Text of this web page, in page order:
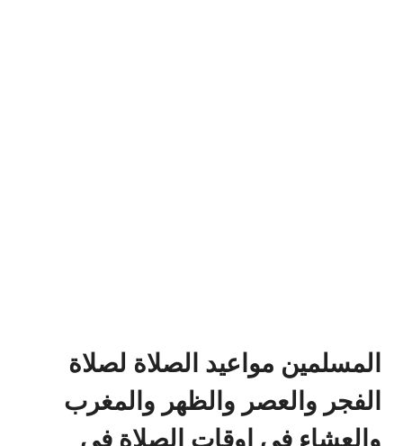
المسلمين مواعيد الصلاة لصلاة
الفجر والعصر والظهر والمغرب
والعشاء في اوقات الصلاة في